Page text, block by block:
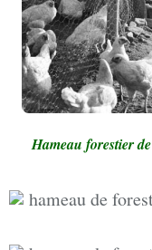
Hameau forestier de